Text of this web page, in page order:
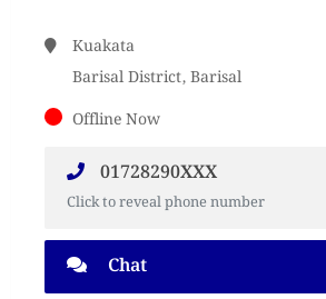
Kuakata
Barisal District, Barisal
Offline Now
01728290XXX
Click to reveal phone number
Chat